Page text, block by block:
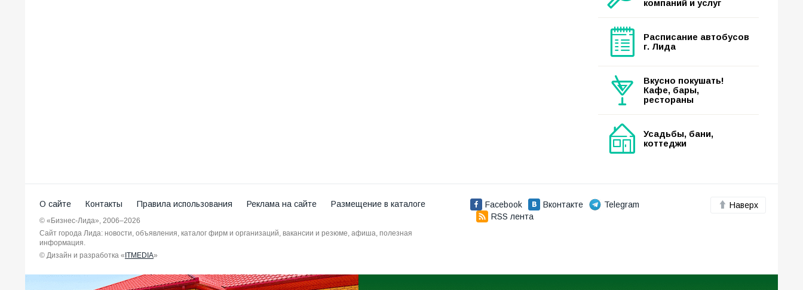
компаний и услуг
Расписание автобусов
г. Лида
Вкусно покушать!
Кафе, бары,
рестораны
Усадьбы, бани,
коттеджи
О сайте Контакты Правила использования Реклама на сайте Размещение в каталоге
© «Бизнес-Лида», 2006–2026
Сайт города Лида: новости, объявления, каталог фирм и организаций, вакансии и резюме, афиша, полезная
информация.
© Дизайн и разработка « ITMEDIA»
Facebook Вконтакте
Telegram
RSS лента
Наверх